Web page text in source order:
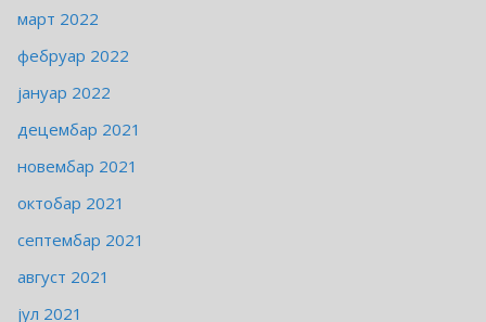
март 2022
фебруар 2022
јануар 2022
децембар 2021
новембар 2021
октобар 2021
септембар 2021
август 2021
јул 2021